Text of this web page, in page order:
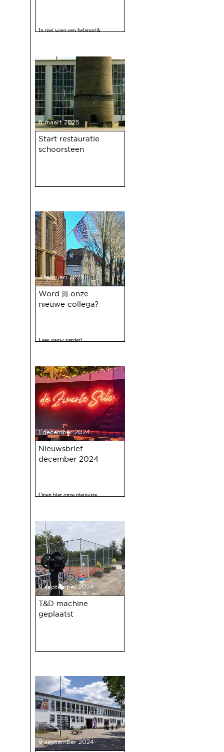
In mei weer een belangrijk
haven 100 jaar bestaat.
6 maart 2025
Start restauratie
schoorsteen
7 februari 2025
Word jij onze
nieuwe collega?
Lees gauw verder!
1 december 2024
Nieuwsbrief
december 2024
Open hier onze nieuwste
12 december a.s.
9 september 2024
T&D machine
geplaatst
9 september 2024